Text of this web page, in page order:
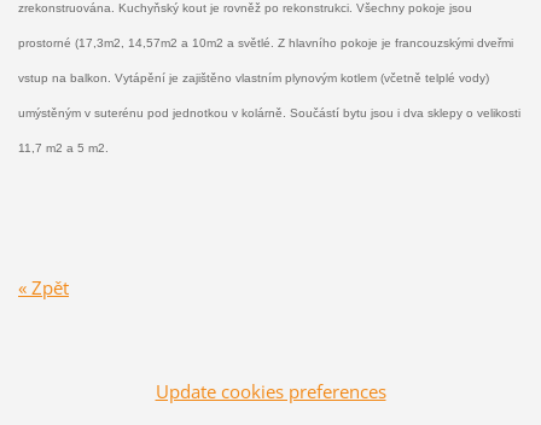
zrekonstruována. Kuchyňský kout je rovněž po rekonstrukci. Všechny pokoje jsou
prostorné (17,3m2, 14,57m2 a 10m2 a světlé. Z hlavního pokoje je francouzskými dveřmi
vstup na balkon. Vytápění je zajištěno vlastním plynovým kotlem (včetně telplé vody)
umýstěným v suterénu pod jednotkou v kolárně . Součástí bytu jsou i dva sklepy o velikosti
11,7 m2 a 5 m2.
« Zpět
Update cookies preferences